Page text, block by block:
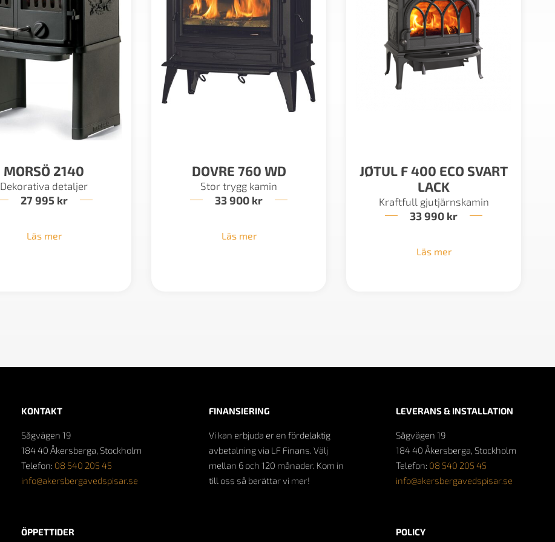
MORSÖ 2140
Dekorativa detaljer
27 995 kr
Läs mer
DOVRE 760 WD
Stor trygg kamin
33 900 kr
Läs mer
JØTUL F 400 ECO SVART
LACK
Kraftfull gjutjärnskamin
33 990 kr
Läs mer
KONTAKT
Sågvägen 19
184 40 Åkersberga, Stockholm
Telefon: 08 540 205 45
info@akersbergavedspisar.se
ÖPPETTIDER
FINANSIERING
Vi kan erbjuda er en fördelaktig
avbetalning via LF Finans. Välj
mellan 6 och 120 månader. Kom in
till oss så berättar vi mer!
LEVERANS & INSTALLATION
Sågvägen 19
184 40 Åkersberga, Stockholm
Telefon: 08 540 205 45
info@akersbergavedspisar.se
POLICY